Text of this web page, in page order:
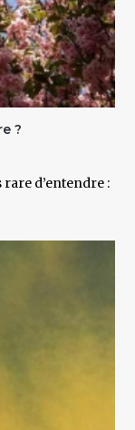
?
rare d’entendre :